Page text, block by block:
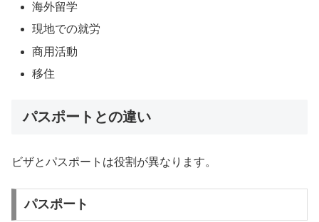
海外留学
現地での就労
商用活動
移住
パスポートとの違い
ビザとパスポートは役割が異なります。
パスポート